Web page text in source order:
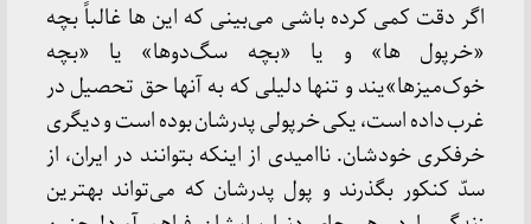
اگر دقت کمی کرده باشی می‌بینی که این ها غالباً بچه
«خرپول ها» و یا «بچه سگ‌دوها» یا «بچه
خوک‌میزها»یند و تنها دلیلی که به آنها حق تحصیل در
غرب داده است، یکی خرپولی پدرشان بوده است و دیگری
خرفکری خودشان. ناامیدی از اینکه بتوانند در ایران، از
سدّ کنکور بگذرند و پول پدرشان که می‌تواند بهترین